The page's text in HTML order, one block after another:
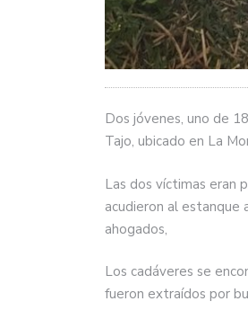
Dos jóvenes, uno de
Tajo, ubicado en La
Las dos víctimas eran
acudieron al estanque
ahogados,
Los cadáveres se
fueron extraídos por